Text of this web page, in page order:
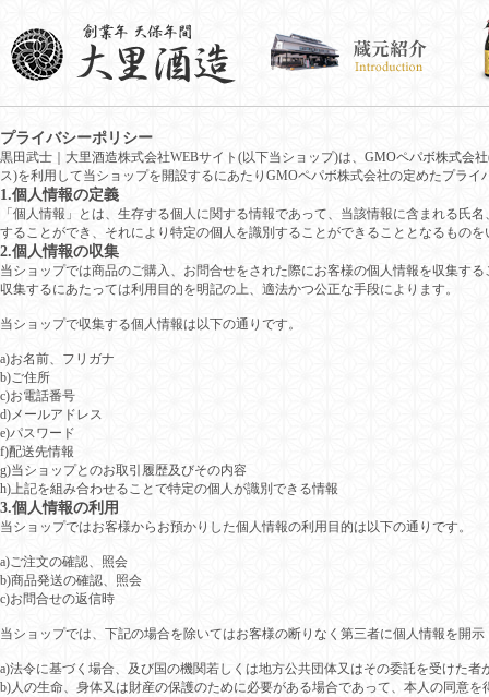
プライバシーポリシー
黒田武士｜大里酒造株式会社WEBサイト(以下当ショップ)は、 GMOペパボ株式会社
ス)を利用して当ショップを開設するにあたりGMOペパボ株式会社の定めたプライ
1.個人情報の定義
「個人情報」とは、生存する個人に関する情報であって、当該情報に含まれる
することができ、それにより特定の個人を識別することができることとなるものを
2.個人情報の収集
当ショップでは商品のご購入、お問合せをされた際にお客様の個人情報を収集す
収集するにあたっては利用目的を明記の上、適法かつ公正な手段によります。
当ショップで収集する個人情報は以下の通りです。
a)お名前、フリガナ
b)ご住所
c)お電話番号
d)メールアドレス
e)パスワード
f)配送先情報
g)当ショップとのお取引履歴及びその内容
h)上記を組み合わせることで特定の個人が識別できる情報
3.個人情報の利用
当ショップではお客様からお預かりした個人情報の利用目的は以下の通りです。
a)ご注文の確認、照会
b)商品発送の確認、照会
c)お問合せの返信時
当ショップでは、下記の場合を除いてはお客様の断りなく第三者に個人情報を開
a)法令に基づく場合、及び国の機関若しくは地方公共団体又はその委託を受けた
b)人の生命、身体又は財産の保護のために必要がある場合であって、本人の同意を